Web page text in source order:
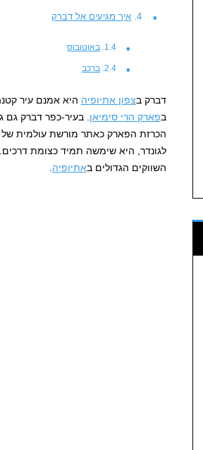
איך מגיעים אל דברק
באוטובוס
ברכב
דברק בצפון אתיופיה היא אמנם עיר
בפארק הרי סימיאן . בעיר-כפר דברק גם
השווקים הגדולים באתיופיה